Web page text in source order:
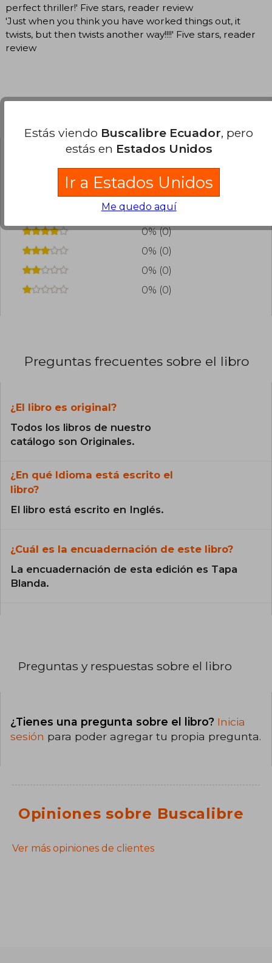
perfect thriller!' Five stars, reader review
'Just when you think you have worked things out, it
twists, but then twists another way!!!!' Five stars, reader
review
¿Leíste este libro? Inicia sesiónpara poder
agregar tu propia evaluación.
0% (0)
0% (0)
0% (0)
0% (0)
0% (0)
Preguntas frecuentes sobre el libro
¿El libro es original?
Todos los libros de nuestro
catálogo son Originales.
¿En qué Idioma está escrito el
libro?
El libro está escrito en Inglés.
¿Cuál es la encuadernación de este libro?
La encuadernación de esta edición es Tapa
Blanda.
Preguntas y respuestas sobre el libro
¿Tienes una pregunta sobre el libro? Inicia
sesión para poder agregar tu propia pregunta.
Opiniones sobre Buscalibre
Ver más opiniones de clientes
Estás viendo Buscalibre Ecuador, pero
estás en Estados Unidos
Ir a Estados Unidos
Me quedo aquí